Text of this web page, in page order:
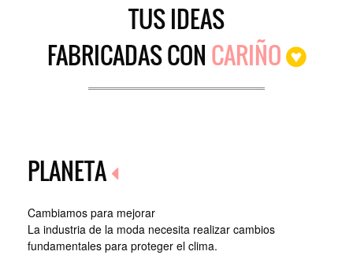
TUS IDEAS
FABRICADASCON CARIÑO
PLANETA
Cambiamos para mejorar
La industria de la moda necesita realizar cambios
fundamentales para proteger el clima.